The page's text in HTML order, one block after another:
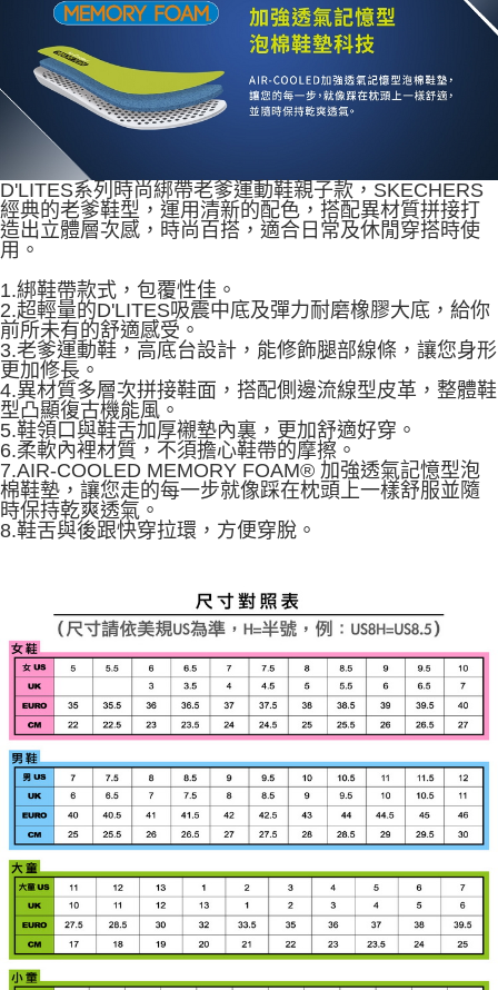
D'LITES系列時尚綁帶老爹運動鞋親子款，SKECHERS
經典的老爹鞋型，運用清新的配色，搭配異材質拼接打
造出立體層次感，時尚百搭，適合日常及休閒穿搭時使
用。
1.綁鞋帶款式，包覆性佳。
2.超輕量的D'LITES吸震中底及彈力耐磨橡膠大底，給你
前所未有的舒適感受。
3.老爹運動鞋，高底台設計，能修飾腿部線條，讓您身形
更加修長。
4.異材質多層次拼接鞋面，搭配側邊流線型皮革，整體鞋
型凸顯復古機能風。
5.鞋領口與鞋舌加厚襯墊內裏，更加舒適好穿。
6.柔軟內裡材質，不須擔心鞋帶的摩擦。
7.AIR-COOLED MEMORY FOAM® 加強透氣記憶型泡
棉鞋墊，讓您走的每一步就像踩在枕頭上一樣舒服並隨
時保持乾爽透氣。
8.鞋舌與後跟快穿拉環，方便穿脫。